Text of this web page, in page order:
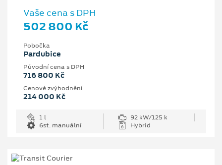
Vaše cena s DPH
502 800 Kč
Pobočka
Pardubice
Původní cena s DPH
716 800 Kč
Cenové zvýhodnění
214 000 Kč
1 l
92 kW/125 k
6st. manuální
Hybrid